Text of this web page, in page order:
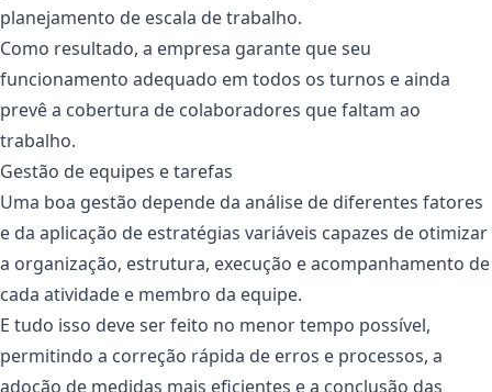
planejamento de escala de trabalho.
Como resultado, a empresa garante que seu
funcionamento adequado em todos os turnos e ainda
prevê a cobertura de colaboradores que faltam ao
trabalho.
Gestão de equipes e tarefas
Uma boa gestão depende da análise de diferentes fatores
e da aplicação de estratégias variáveis capazes de otimizar
a organização, estrutura, execução e acompanhamento de
cada atividade e membro da equipe.
E tudo isso deve ser feito no menor tempo possível,
permitindo a correção rápida de erros e processos, a
adoção de medidas mais eficientes e a conclusão das